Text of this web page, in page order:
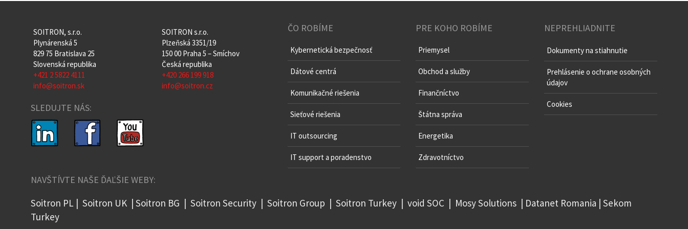
SOITRON, s.r.o.
Plynárenská 5
829 75 Bratislava 25
Slovenská republika
+421 2 5822 4111
info@soitron.sk
SOITRON s.r.o.
Plzeňská 3351/19
150 00 Praha 5 – Smíchov
Česká republika
+420 266 199 918
info@soitron.cz
SLEDUJTE NÁS:
ČO ROBÍME
Kybernetická bezpečnosť
Dátové centrá
Komunikačné riešenia
Sieťové riešenia
IT outsourcing
IT support a poradenstvo
PRE KOHO ROBÍME
Priemysel
Obchod a služby
Finančníctvo
Štátna správa
Energetika
Zdravotníctvo
NEPREHLIADNITE
Dokumenty na stiahnutie
Prehlásenie o ochrane osobných
údajov
Cookies
NAVŠTÍVTE NAŠE ĎAĽŠIE WEBY:
Soitron PL | Soitron UK | Soitron BG | Soitron Security | Soitron Group | Soitron Turkey | void SOC | Mosy Solutions | Datanet Romania | Sekom
Turkey